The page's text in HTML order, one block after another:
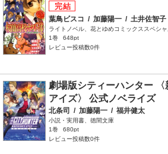
葉鳥ビスコ / 加藤陽一 / 土井佐智子
ライトノベル、花とゆめコミックススペシ
1巻
648pt
レビュー投稿数0件
劇場版シティーハンター 〈
アイズ〉 公式ノベライズ
北条司 / 加藤陽一 / 福井健太
小説・実用書、徳間文庫
1巻
680pt
レビュー投稿数0件